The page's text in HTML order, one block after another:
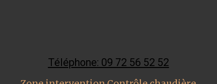
Téléphone: 09 72 56 52 52